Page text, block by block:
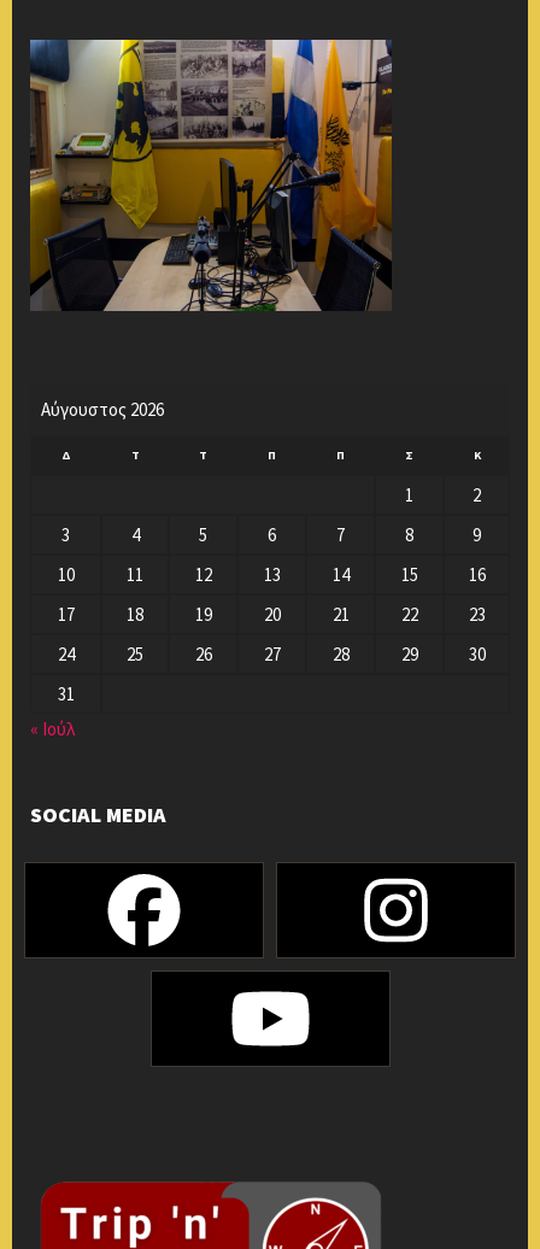
Αύγουστος 2026
Δ Τ Τ Π Π Σ Κ
1
2
3
4 5 6 7 8
9
10
11 12 13 14 15
16
17
18 19 20 21 22
23
24
25 26 27 28 29
30
31
« Ιούλ
SOCIAL MEDIA